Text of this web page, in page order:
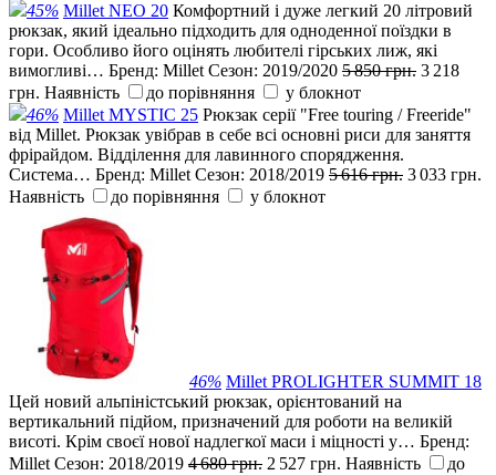
45% Millet NEO 20 Комфортний і дуже легкий 20 літровий
рюкзак, який ідеально підходить для одноденної поїздки в
гори. Особливо його оцінять любителі гірських лиж, які
вимогливі… Бренд: Millet Сезон: 2019/2020 5 850 грн. 3 218
грн. Наявність до порівняння
у блокнот
46% Millet MYSTIC 25 Рюкзак серії "Free touring / Freeride"
від Millet. Рюкзак увібрав в себе всі основні риси для заняття
фрірайдом. Відділення для лавинного спорядження.
Система… Бренд: Millet Сезон: 2018/2019 5 616 грн. 3 033 грн.
Наявність
до порівняння у блокнот
46% Millet PROLIGHTER SUMMIT 18
Цей новий альпіністський рюкзак, орієнтований на
вертикальний підйом, призначений для роботи на великій
висоті. Крім своєї нової надлегкої маси і міцності у… Бренд:
Millet Сезон: 2018/2019 4 680 грн. 2 527 грн. Наявність
до